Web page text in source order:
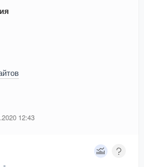
12:43